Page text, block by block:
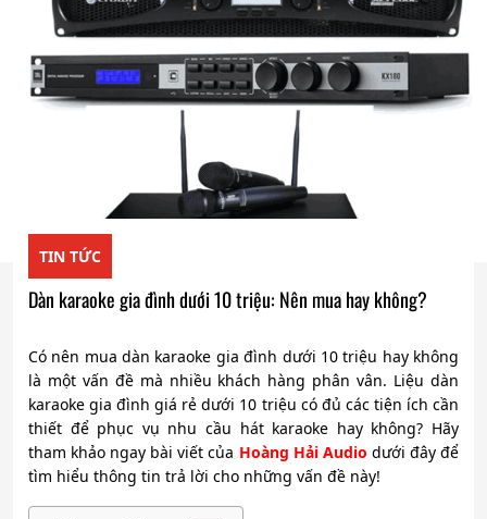
TIN TỨC
Dàn karaoke gia đình dưới 10 triệu: Nên mua hay không?
Có nên mua dàn karaoke gia đình dưới 10 triệu hay không
là một vấn đề mà nhiều khách hàng phân vân. Liệu dàn
karaoke gia đình giá rẻ dưới 10 triệu có đủ các tiện ích cần
thiết để phục vụ nhu cầu hát karaoke hay không? Hãy
tham khảo ngay bài viết của Hoàng Hải Audio dưới đây để
tìm hiểu thông tin trả lời cho những vấn đề này!